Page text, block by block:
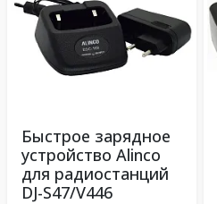
Быстрое зарядное
устройство Alinco
для радиостанций
DJ-S47/V446